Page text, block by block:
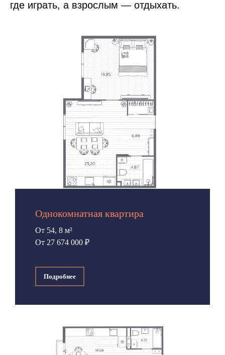
где играть, а взрослым — отдыхать.
Однокомнатная квартира
От 54, 8 м²
От 27 674 000 ₽
Подробнее